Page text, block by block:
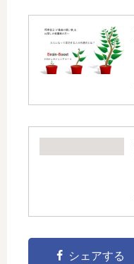
シェアする